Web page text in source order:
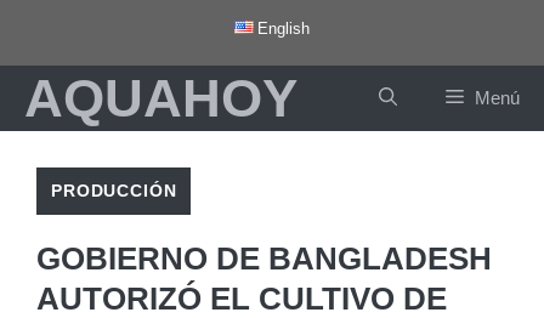
contenido
English
AQUAHOY Menú
PRODUCCIÓN
GOBIERNO DE BANGLADESH
AUTORIZÓ EL CULTIVO DE